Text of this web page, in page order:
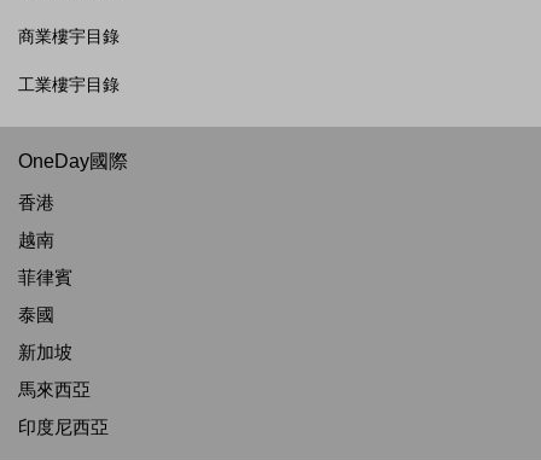
商業樓宇目錄
工業樓宇目錄
OneDay國際
香港
越南
菲律賓
泰國
新加坡
馬來西亞
印度尼西亞